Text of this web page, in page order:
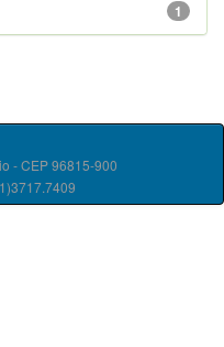
1
- CEP 96815-900